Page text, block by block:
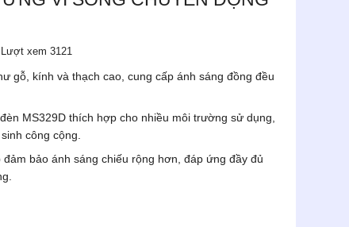
Lượt xem 3121
gỗ, kính và thạch cao, cung cấp ánh sáng đồng đều
MS329D thích hợp cho nhiều môi trường sử dụng,
công cộng.
bảo ánh sáng chiếu rộng hơn, đáp ứng đầy đủ